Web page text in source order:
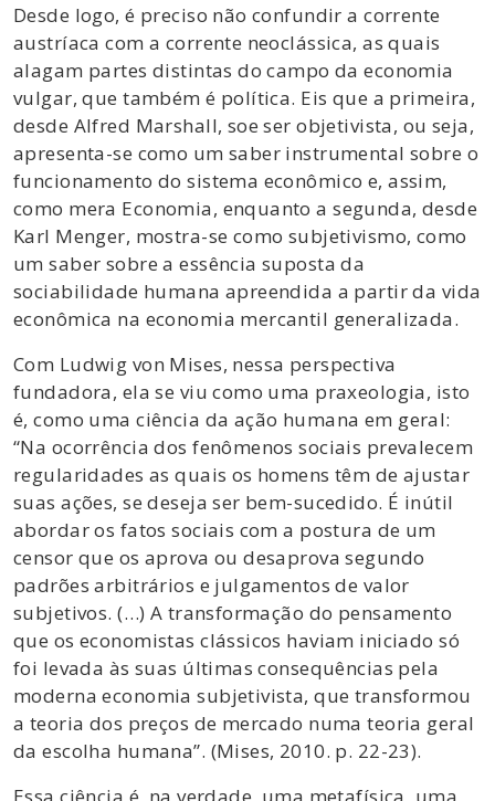
Desde logo, é preciso não confundir a corrente
austríaca com a corrente neoclássica, as quais
alagam partes distintas do campo da economia
vulgar, que também é política. Eis que a primeira,
desde Alfred Marshall, soe ser objetivista, ou seja,
apresenta-se como um saber instrumental sobre o
funcionamento do sistema econômico e, assim,
como mera Economia, enquanto a segunda, desde
Karl Menger, mostra-se como subjetivismo, como
um saber sobre a essência suposta da
sociabilidade humana apreendida a partir da vida
econômica na economia mercantil generalizada.
Com Ludwig von Mises, nessa perspectiva
fundadora, ela se viu como uma praxeologia, isto
é, como uma ciência da ação humana em geral:
“Na ocorrência dos fenômenos sociais prevalecem
regularidades as quais os homens têm de ajustar
suas ações, se deseja ser bem-sucedido. É inútil
abordar os fatos sociais com a postura de um
censor que os aprova ou desaprova segundo
padrões arbitrários e julgamentos de valor
subjetivos. (…) A transformação do pensamento
que os economistas clássicos haviam iniciado só
foi levada às suas últimas consequências pela
moderna economia subjetivista, que transformou
a teoria dos preços de mercado numa teoria geral
da escolha humana”. (Mises, 2010. p. 22-23).